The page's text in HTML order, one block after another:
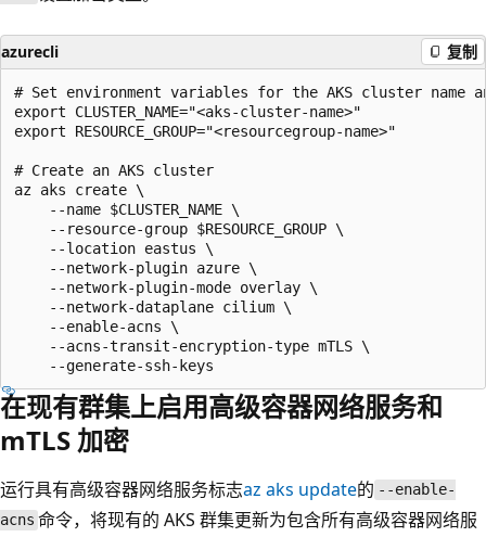
azurecli 复制
# Set environment variables for the AKS cluster name
export CLUSTER_NAME="<aks-cluster-name>"
export RESOURCE_GROUP="<resourcegroup-name>"
# Create an AKS cluster
az aks create \
    --name $CLUSTER_NAME \
    --resource-group $RESOURCE_GROUP \
    --location eastus \
    --network-plugin azure \
    --network-plugin-mode overlay \
    --network-dataplane cilium \
    --enable-acns \
    --acns-transit-encryption-type mTLS \
在现有群集上启用高级容器网络服务和
mTLS 加密
运行具有高级容器网络服务标志az aks update的 --enable-
acns 命令，将现有的 AKS 群集更新为包含所有高级容器网络服